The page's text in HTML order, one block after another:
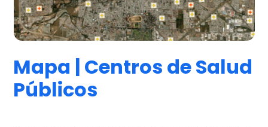
Mapa | Centros de Salud
Públicos